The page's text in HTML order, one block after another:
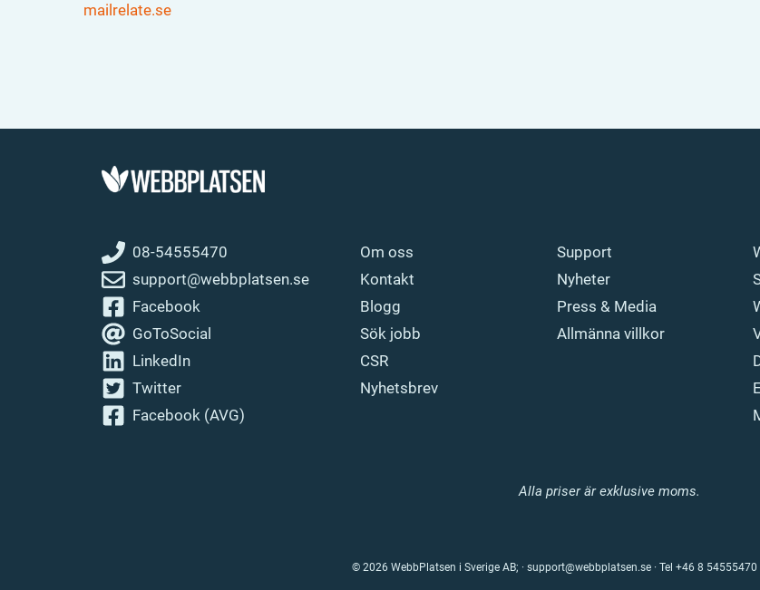
mailrelate.se
08-54555470
support@webbplatsen.se
Facebook
GoToSocial
LinkedIn
Twitter
Facebook (AVG)
Om oss
Kontakt
Blogg
Sök jobb
CSR
Nyhetsbrev
Support
Nyheter
Press & Media
Allmänna villkor
Alla priser är exklusive moms.
© 2026 WebbPlatsen i Sverige AB; · support@webbplatsen.se · Tel +46 8 54555470